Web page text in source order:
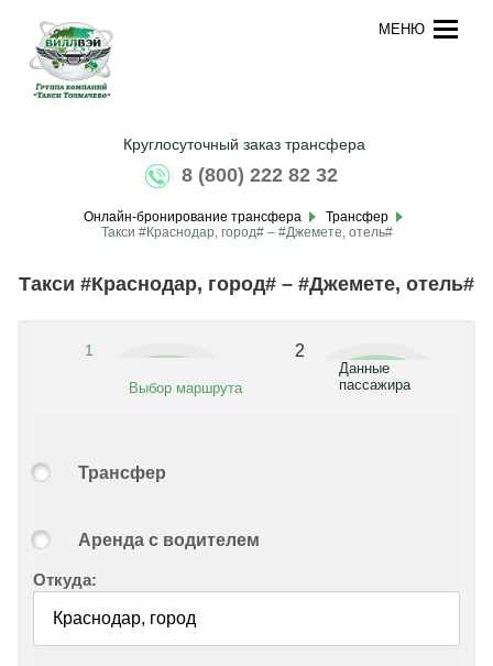
МЕНЮ
Круглосуточный заказ трансфера
8 (800) 222 82 32
Онлайн-бронирование трансфера
Трансфер
Такси #Краснодар, город# – #Джемете, отель#
Такси #Краснодар, город# – #Джемете, отель#
1
Выбор маршрута
2
Данные
пассажира
Трансфер
Аренда с водителем
Откуда: